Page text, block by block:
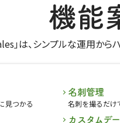
機能
｣は、シンプルな運⽤から
見つかる
名刺管理
名刺を撮るだけ
カスタムデ